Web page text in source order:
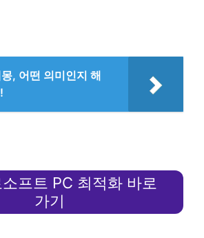
, 어떤 의미인지 해
프트 PC 최적화 바로
가기